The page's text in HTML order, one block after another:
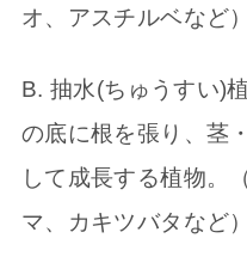
オ、アスチルベなど）
B. 抽水(ちゅうすい)
の底に根を張り、茎
して成長する植物。
マ、カキツバタなど）